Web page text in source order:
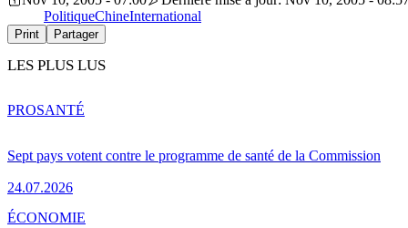
PolitiqueChineInternational
Print Partager
LES PLUS LUS
Sept pays votent contre le programme de santé de la Commission
24.07.2026
PROSANTÉ
ÉCONOMIE